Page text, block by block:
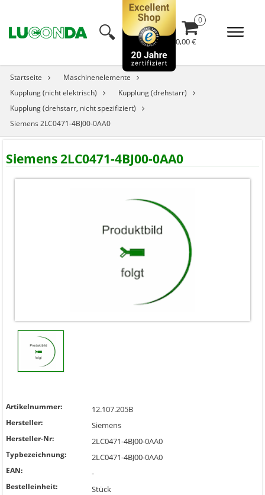
🔍︎ 0,00 €
Startseite
Maschinenelemente
Kupplung (nicht elektrisch)
Kupplung (drehstarr)
Kupplung (drehstarr, nicht spezifiziert)
Siemens 2LC0471-4BJ00-0AA0
Siemens 2LC0471-4BJ00-0AA0
Artikelnummer: 12.107.205B
Hersteller: Siemens
Hersteller-Nr: 2LC0471-4BJ00-0AA0
Typbezeichnung: 2LC0471-4BJ00-0AA0
EAN: -
Bestelleinheit: Stück